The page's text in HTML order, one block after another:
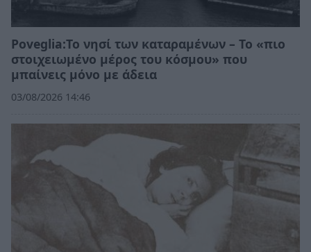
Poveglia:Το νησί των καταραμένων – Το «πιο
στοιχειωμένο μέρος του κόσμου» που
μπαίνεις μόνο με άδεια
03/08/2026 14:46